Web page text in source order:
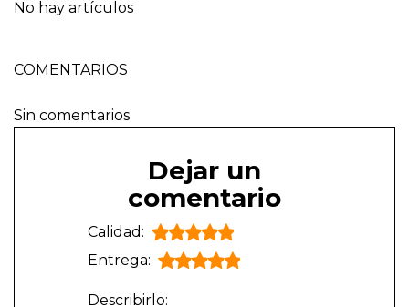
No hay artículos
COMENTARIOS
Sin comentarios
Dejar un
comentario
Calidad:
Entrega:
Describirlo: